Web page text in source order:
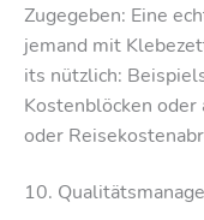
Zugegeben: Eine
jemand mit
its nützlich:
Kostenblöcken
oder
10.